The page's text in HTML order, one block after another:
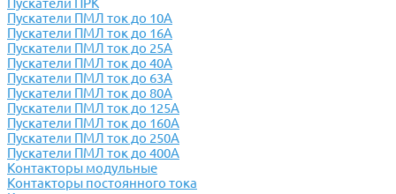
Пускатели ПМЛ ток до 10А
Пускатели ПМЛ ток до 16А
Пускатели ПМЛ ток до 25А
Пускатели ПМЛ ток до 40А
Пускатели ПМЛ ток до 63А
Пускатели ПМЛ ток до 80А
Пускатели ПМЛ ток до 125А
Пускатели ПМЛ ток до 160А
Пускатели ПМЛ ток до 250А
Пускатели ПМЛ ток до 400А
Контакторы модульные
Контакторы постоянного тока